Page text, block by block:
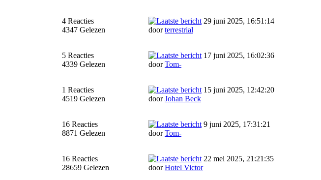
4 Reacties
4347 Gelezen
29 juni 2025, 16:51:14
doorterrestrial
5 Reacties
4339 Gelezen
17 juni 2025, 16:02:36
doorTom-
1 Reacties
4519 Gelezen
15 juni 2025, 12:42:20
doorJohan Beck
16 Reacties
8871 Gelezen
9 juni 2025, 17:31:21
doorTom-
16 Reacties
28659 Gelezen
22 mei 2025, 21:21:35
doorHotel Victor